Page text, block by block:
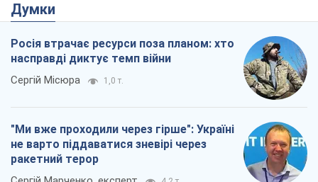
Думки
Росія втрачає ресурси поза планом: хто
насправді диктує темп війни
Сергій Місюра 1,0 т.
"Ми вже проходили через гірше": Україні
не варто піддаватися зневірі через
ракетний терор